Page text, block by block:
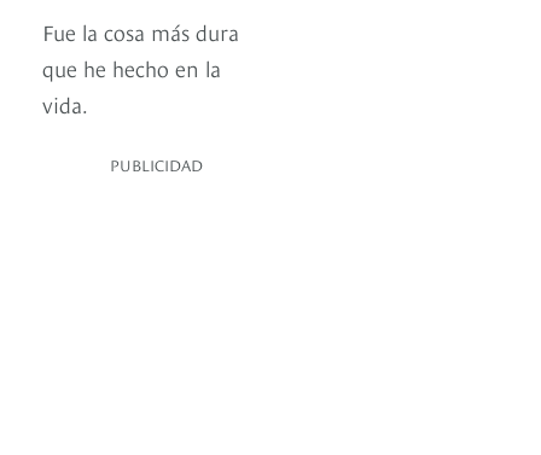
Fue la cosa más dura
que he hecho en la
vida.
PUBLICIDAD